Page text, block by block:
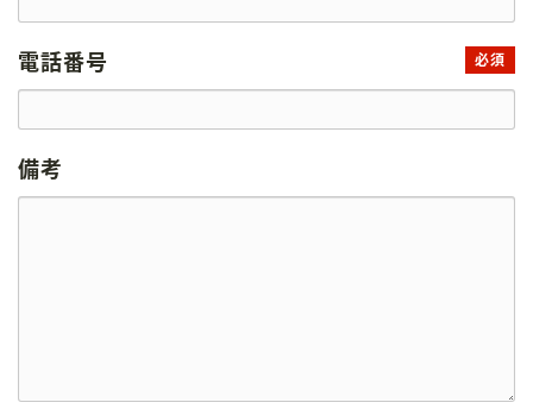
電話番号 必須
備考